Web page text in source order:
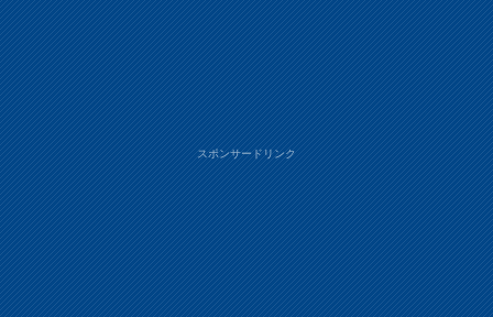
スポンサードリンク